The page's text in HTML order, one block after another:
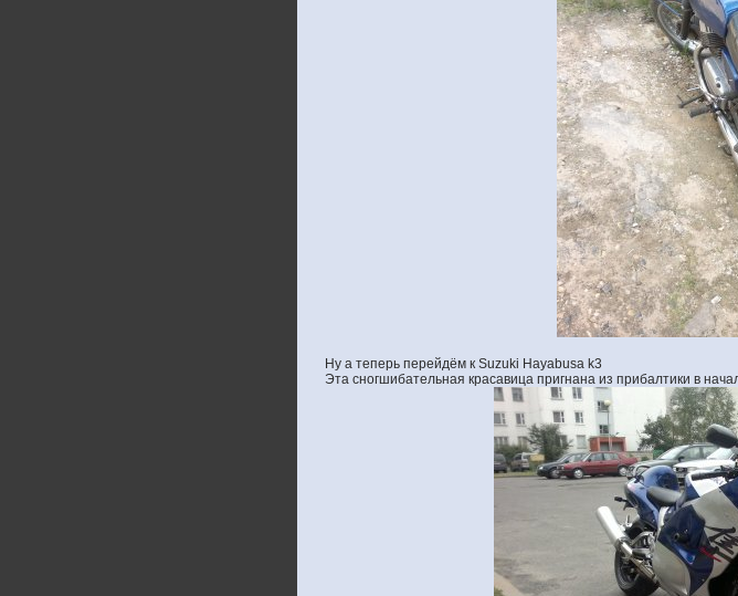
Ну а теперь перейдём к Suzuki Hayabusa k3
Эта сногшибательная красавица пригнана из прибалтики в